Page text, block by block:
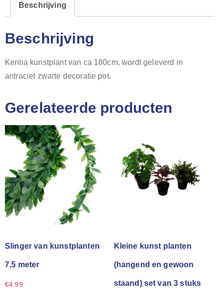
Beschrijving
Beschrijving
Kentia kunstplant van ca 180cm, wordt geleverd in
antraciet zwarte decoratie pot.
Gerelateerde producten
Slinger van kunstplanten
7,5 meter
€4.99
Kleine kunst planten
(hangend en gewoon
staand) set van 3 stuks